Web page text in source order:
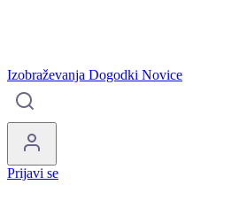
Izobraževanja Dogodki Novice
Prijavi se